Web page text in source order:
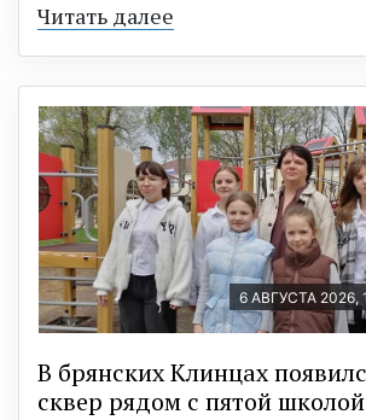
Читать далее
6 АВГУСТА 2026,
В брянских Клинцах
сквер рядом с пятой школой